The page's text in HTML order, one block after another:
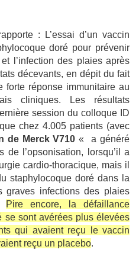
: L’essai d’un vaccin
doré pour prévenir
l’infection des plaies après
décevants, en dépit du fait
réponse immunitaire au
cliniques. Les résultats
session du colloque ID
chez 4.005 patients (avec
de Merck V710 « a généré
de l’opsonisation, lorsqu’il a
cardio-thoracique, mais il
staphylocoque doré dans la
graves infections des plaies
Pire encore, la défaillance
se sont avérées plus élevées
qui avaient reçu le vaccin
reçu un placebo.